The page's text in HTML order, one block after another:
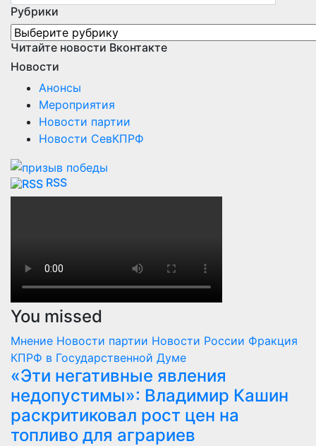
Рубрики
Рубрики
Читайте новости Вконтакте
Новости
Анонсы
Мероприятия
Новости партии
Новости СевКПРФ
RSS
You missed
Мнение Новости партии Новости России Фракция
КПРФ в Государственной Думе
«Эти негативные явления
недопустимы»: Владимир Кашин
раскритиковал рост цен на
топливо для аграриев